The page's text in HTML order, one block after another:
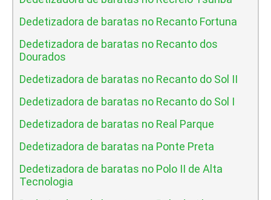
Dedetizadora de baratas no Recanto Fortuna
Dedetizadora de baratas no Recanto dos
Dourados
Dedetizadora de baratas no Recanto do Sol II
Dedetizadora de baratas no Recanto do Sol I
Dedetizadora de baratas no Real Parque
Dedetizadora de baratas na Ponte Preta
Dedetizadora de baratas no Polo II de Alta
Tecnologia